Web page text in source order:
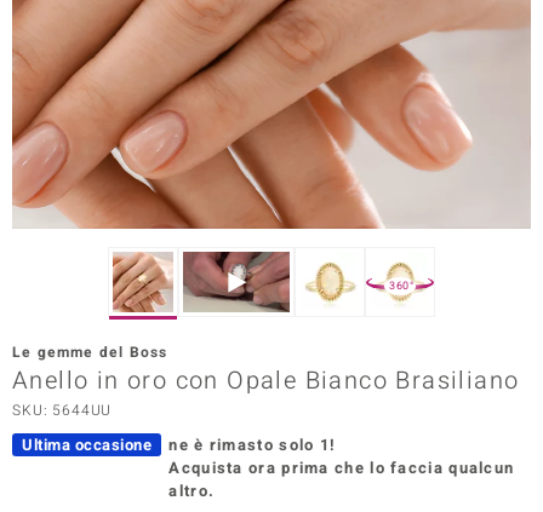
Designs
SELECTION
Paraíso
360°
Le gemme del Boss
Anello in oro con Opale Bianco Brasiliano
SKU: 5644UU
Ultima occasione
ne è rimasto solo 1!
Acquista ora prima che lo faccia qualcun
altro.